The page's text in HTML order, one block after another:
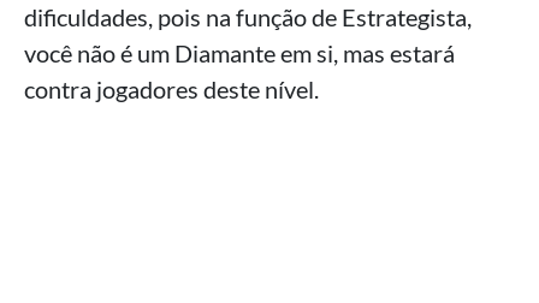
dificuldades, pois na função de Estrategista,
você não é um Diamante em si, mas estará
contra jogadores deste nível.